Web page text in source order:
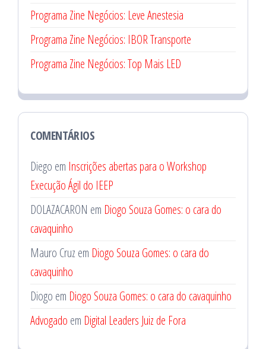
Programa Zine Negócios: Leve Anestesia
Programa Zine Negócios: IBOR Transporte
Programa Zine Negócios: Top Mais LED
COMENTÁRIOS
Diego em Inscrições abertas para o Workshop
Execução Ágil do IEEP
DOLAZACARON em Diogo Souza Gomes: o cara do
cavaquinho
Mauro Cruz em Diogo Souza Gomes: o cara do
cavaquinho
Diogo em Diogo Souza Gomes: o cara do cavaquinho
Advogado em Digital Leaders Juiz de Fora